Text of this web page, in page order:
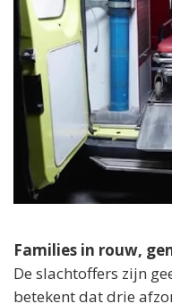
Families in rouw,
De slachtoffers zijn
betekent dat drie